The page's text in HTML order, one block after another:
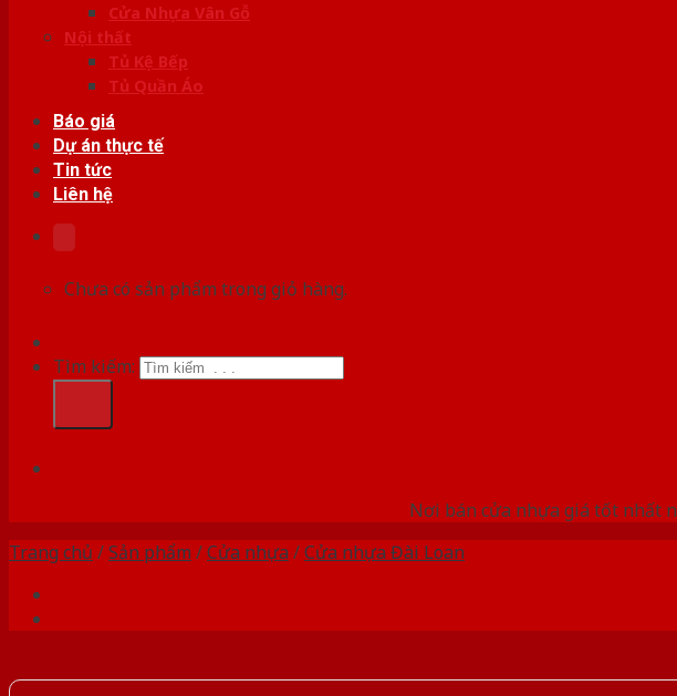
Cửa Nhựa Vân Gỗ
Nội thất
Tủ Kệ Bếp
Tủ Quần Áo
Báo giá
Dự án thực tế
Tin tức
Liên hệ
Chưa có sản phẩm trong giỏ hàng.
Tìm kiếm:
Nơi bán cửa nhựa giá tốt nhất
Trang chủ /Sản phẩm /Cửa nhựa /Cửa nhựa Đài Loan